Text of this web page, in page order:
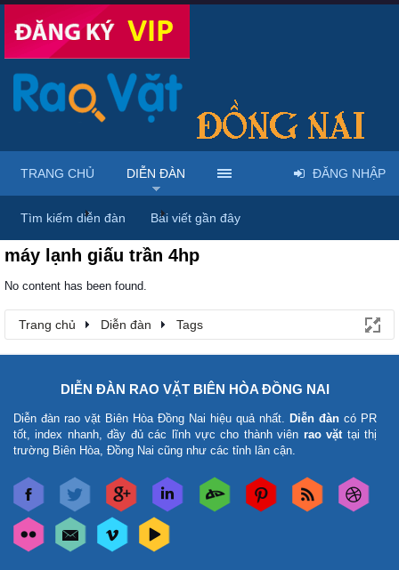
Trang chủ Diễn đàn Tags
máy lạnh giấu trần 4hp
No content has been found.
Trang chủ Diễn đàn Tags
TRANG CHỦ DIỄN ĐÀN
Tìm kiếm diễn đàn Bài viết gần đây
ĐĂNG NHẬP
DIỄN ĐÀN RAO VẶT BIÊN HÒA ĐỒNG NAI
Diễn đàn rao vặt Biên Hòa Đồng Nai hiệu quả nhất. Diễn đàn có PR
tốt, index nhanh, đầy đủ các lĩnh vực cho thành viên rao vặttại thị
trường Biên Hòa, Đồng Nai cũng như các tỉnh lân cận.